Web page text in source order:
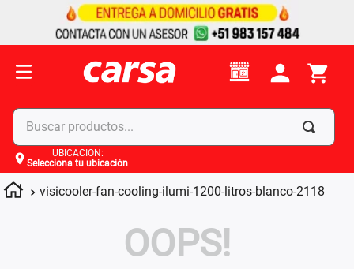
Buscar productos...
UBICACIÓN:
Selecciona tu ubicación
visicooler-fan-cooling-ilumi-1200-litros-blanco-2118
OOPS!
Términos más buscados
1.
celulares